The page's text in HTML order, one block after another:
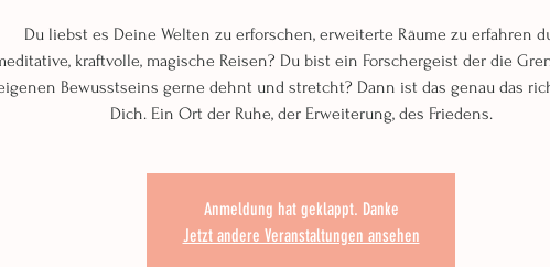
Du liebst es Deine Welten zu erforschen, erweiterte Räume zu erfahren
kraftvolle, magische Reisen? Du bist ein Forschergeist der die
Bewusstseins gerne dehnt und stretcht? Dann ist das genau das
Dich. Ein Ort der Ruhe, der Erweiterung, des Friedens.
Anmeldung hat geklappt. Danke
Jetzt andere Veranstaltungen ansehen